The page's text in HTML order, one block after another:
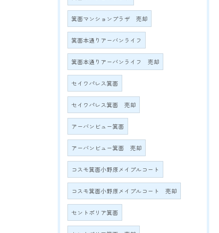
箕面マンションプラザ 売却
箕面本通りアーバンライフ
箕面本通りアーバンライフ 売却
セイワパレス箕面
セイワパレス箕面 売却
アーバンビュー箕面
アーバンビュー箕面 売却
コスモ箕面小野原メイプルコート
コスモ箕面小野原メイプルコート 売却
セントポリア箕面